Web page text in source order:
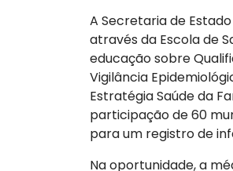
A Secretaria de
através da Escola de
educação sobre
Vigilância
Estratégia Saúde da
participação de 60
para um registro de
Na oportunidade, a